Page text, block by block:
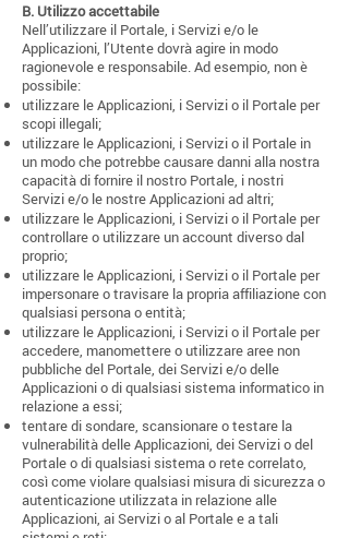
B. Utilizzo accettabile
Nell’utilizzare il Portale, i Servizi e/o le
Applicazioni, l’Utente dovrà agire in modo
ragionevole e responsabile. Ad esempio, non è
possibile:
utilizzare le Applicazioni, i Servizi o il Portale per
scopi illegali;
utilizzare le Applicazioni, i Servizi o il Portale in
un modo che potrebbe causare danni alla nostra
capacità di fornire il nostro Portale, i nostri
Servizi e/o le nostre Applicazioni ad altri;
utilizzare le Applicazioni, i Servizi o il Portale per
controllare o utilizzare un account diverso dal
proprio;
utilizzare le Applicazioni, i Servizi o il Portale per
impersonare o travisare la propria affiliazione con
qualsiasi persona o entità;
utilizzare le Applicazioni, i Servizi o il Portale per
accedere, manomettere o utilizzare aree non
pubbliche del Portale, dei Servizi e/o delle
Applicazioni o di qualsiasi sistema informatico in
relazione a essi;
tentare di sondare, scansionare o testare la
vulnerabilità delle Applicazioni, dei Servizi o del
Portale o di qualsiasi sistema o rete correlato,
così come violare qualsiasi misura di sicurezza o
autenticazione utilizzata in relazione alle
Applicazioni, ai Servizi o al Portale e a tali